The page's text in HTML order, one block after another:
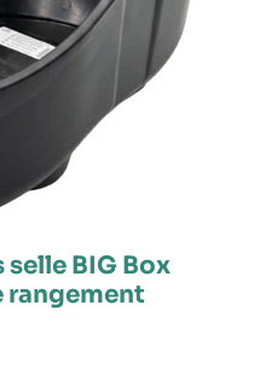
BIG Box
rangement